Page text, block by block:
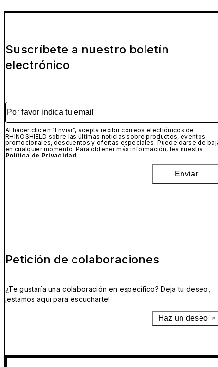
Suscríbete a nuestro boletín
electrónico
Por favor indica tu email
Al hacer clic en “Enviar”, acepta recibir correos electrónicos de
RHINOSHIELD sobre las últimas noticias sobre productos, eventos
promocionales, descuentos y ofertas especiales. Puede darse de
en cualquier momento. Para obtener más información, lea nuestra
Política de Privacidad
Enviar
Petición de colaboraciones
¿Te gustaría una colaboración en específico? Deja tu deseo,
¡estamos aquí para escucharte!
Haz un deseo